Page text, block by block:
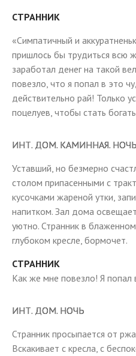
СТРАННИК
«Симпатичный и
пришлось бы трудиться всю
заработал денег на такой
повезло, что я попал в это
действительно рай! Только
поцелуев, чтобы стать
ИНТ. ДОМ. КАМИННАЯ. НОЧЬ
Уставший, но безмерно
столом припасенными с
кусочками жареной утки,
напитком. Зал дома
уютно. Странник в
глубоком кресле, бормочет.
СТРАННИК
Как же мне повезло! Я попал
ИНТ. ДОМ. НОЧЬ
Странник просыпается от
Вскакивает с кресла, с